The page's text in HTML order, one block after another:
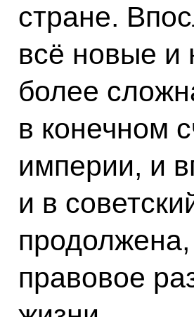
стране.
всё новые и
более
в конечном
империи, и
и в
правовое